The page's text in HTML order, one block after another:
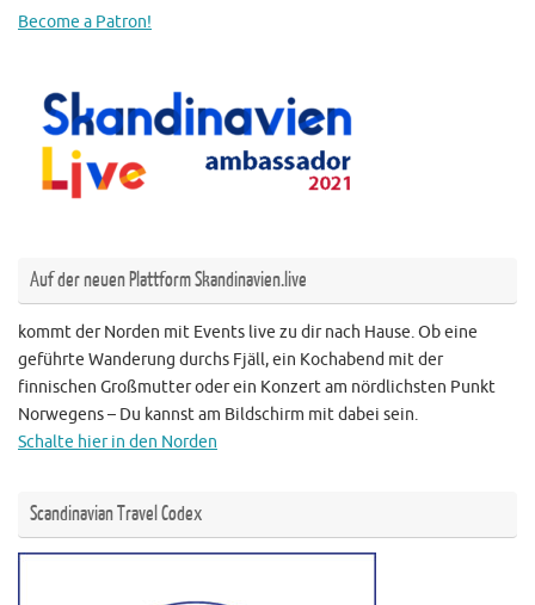
Become a Patron!
Auf der neuen Plattform Skandinavien.live
kommt der Norden mit Events live zu dir nach Hause. Ob eine
geführte Wanderung durchs Fjäll, ein Kochabend mit der
finnischen Großmutter oder ein Konzert am nördlichsten Punkt
Norwegens – Du kannst am Bildschirm mit dabei sein.
Schalte hier in den Norden
Scandinavian Travel Codex